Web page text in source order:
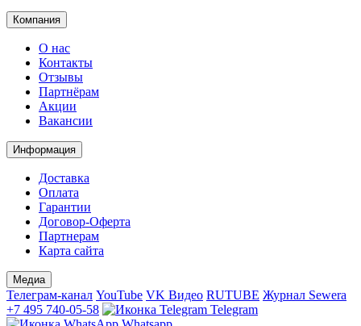
Компания
О нас
Контакты
Отзывы
Партнёрам
Акции
Вакансии
Информация
Доставка
Оплата
Гарантии
Договор-Оферта
Партнерам
Карта сайта
Медиа
Телеграм-канал YouTube VK Видео RUTUBE Журнал Sewera
+7 495 740-05-58
Telegram